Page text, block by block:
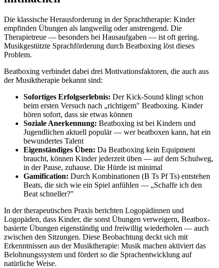
Die klassische Herausforderung in der Sprachtherapie: Kinder
empfinden Übungen als langweilig oder anstrengend. Die
Therapietreue — besonders bei Hausaufgaben — ist oft gering.
Musikgestützte Sprachförderung durch Beatboxing löst dieses
Problem.
Beatboxing verbindet dabei drei Motivationsfaktoren, die auch aus
der Musiktherapie bekannt sind:
Sofortiges Erfolgserlebnis: Der Kick-Sound klingt schon
beim ersten Versuch nach „richtigem" Beatboxing. Kinder
hören sofort, dass sie etwas können
Soziale Anerkennung: Beatboxing ist bei Kindern und
Jugendlichen aktuell populär — wer beatboxen kann, hat ein
bewundertes Talent
Eigenständiges Üben: Da Beatboxing kein Equipment
braucht, können Kinder jederzeit üben — auf dem Schulweg,
in der Pause, zuhause. Die Hürde ist minimal
Gamification: Durch Kombinationen (B Ts Pf Ts) entstehen
Beats, die sich wie ein Spiel anfühlen — „Schaffe ich den
Beat schneller?"
In der therapeutischen Praxis berichten Logopädinnen und
Logopäden, dass Kinder, die sonst Übungen verweigern, Beatbox-
basierte Übungen eigenständig und freiwillig wiederholen — auch
zwischen den Sitzungen. Diese Beobachtung deckt sich mit
Erkenntnissen aus der Musiktherapie: Musik machen aktiviert das
Belohnungssystem und fördert so die Sprachentwicklung auf
natürliche Weise.